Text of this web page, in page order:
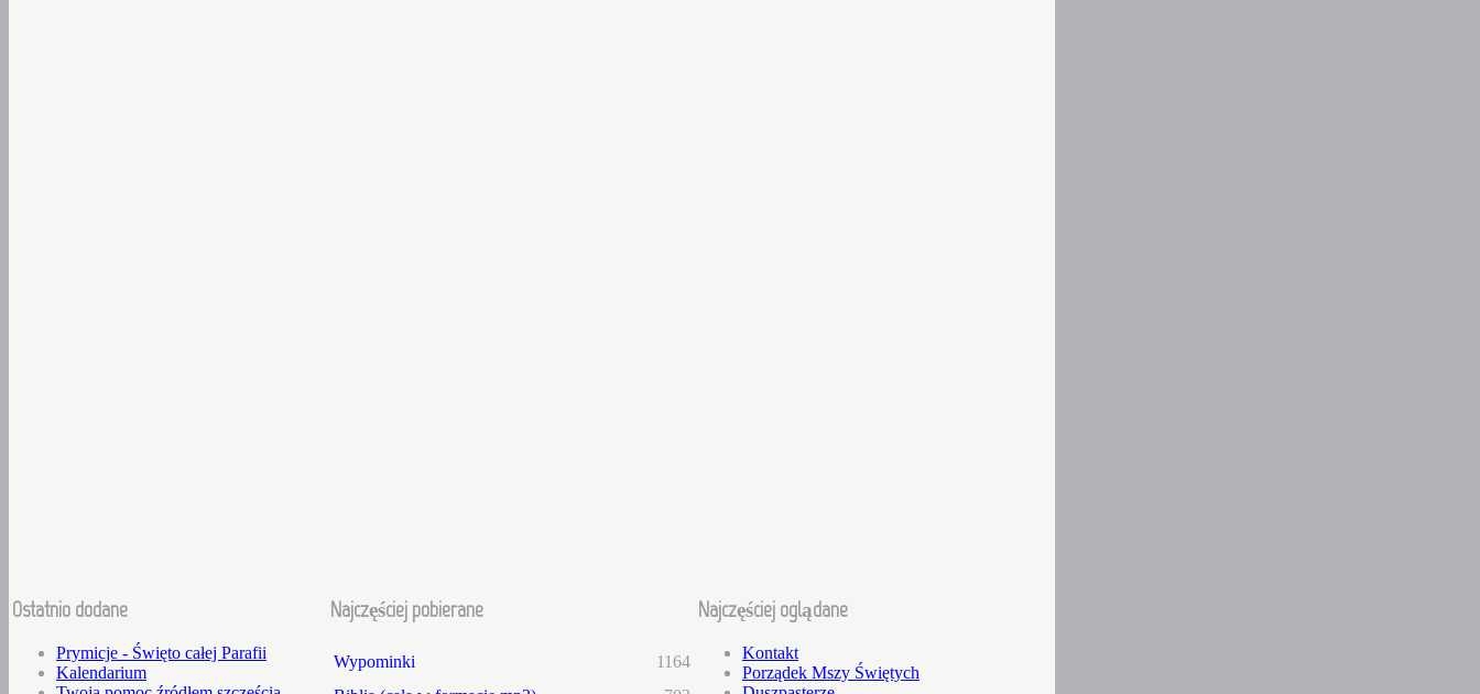
Ostatnio dodane
Prymicje - Święto całej Parafii
Kalendarium
Najczęściej pobierane
Wypominki
1164
Najczęściej oglądane
Kontakt
Porządek Mszy Świętych